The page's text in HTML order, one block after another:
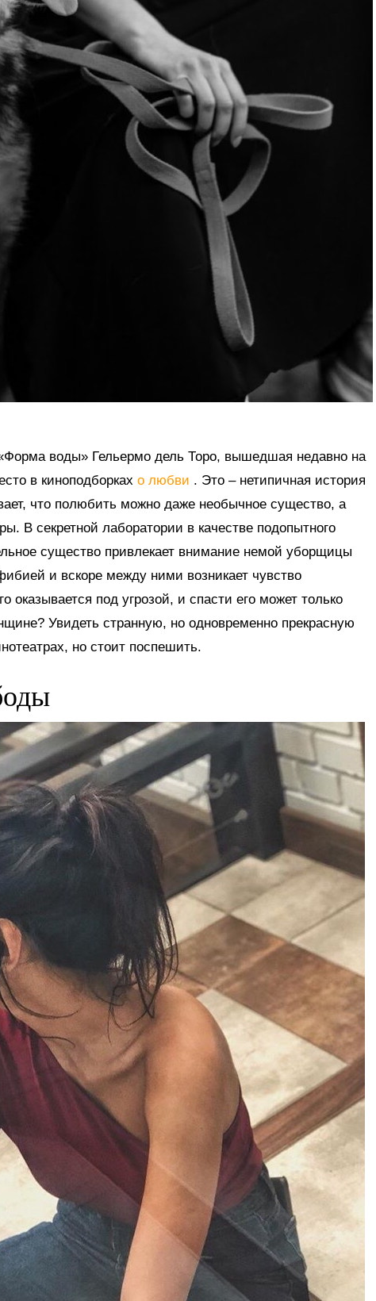
воды» Гельермо дель Торо, вышедшая недавно на
в киноподборках о любви . Это – нетипичная история
что полюбить можно даже необычное существо, а
В секретной лаборатории в качестве подопытного
существо привлекает внимание немой уборщицы
и вскоре между ними возникает чувство
оказывается под угрозой, и спасти его может только
Увидеть странную, но одновременно прекрасную
но стоит поспешить.